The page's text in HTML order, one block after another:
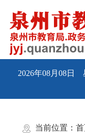
2026年08月08日
当前位置：